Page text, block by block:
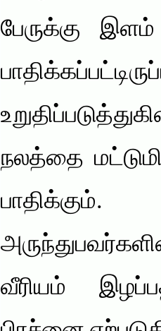
பேருக்கு
நலத்தை
வீரியம்